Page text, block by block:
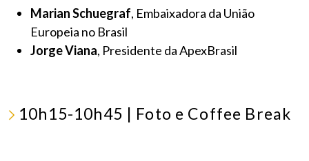
Marian Schuegraf, Embaixadora da União
Europeia no Brasil
Jorge Viana, Presidente da ApexBrasil
10h15-10h45 | Foto e Coffee Break